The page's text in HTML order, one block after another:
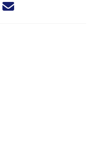
nieuwsbericht via X -
dit nieuwsbericht via
Deel dit nieuwsbericht
Deel dit